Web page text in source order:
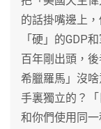
的話掛嘴邊上
「硬」的GDP
百年剛出頭，
希臘羅馬」沒
手裏獨立的？
和你們使用同